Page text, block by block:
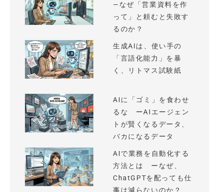
—なぜ「営業資料を作
って」と頼むと失敗す
るのか？
生成AIは、使い手の
「言語化能力」を暴
く、リトマス試験紙
AIに「ゴミ」を食わせ
るな ーAIエージェン
トが賢くなるデータ、
バカになるデータ
AIで業務を自動化する
方法とは ーなぜ、
ChatGPTを配っても仕